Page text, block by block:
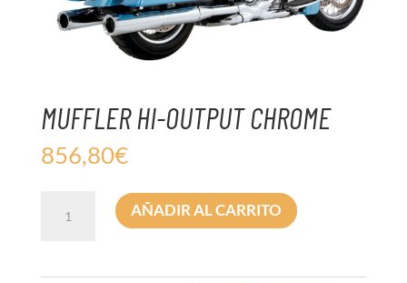
MUFFLER HI-OUTPUT CHROME
856,80€
AÑADIR AL CARRITO